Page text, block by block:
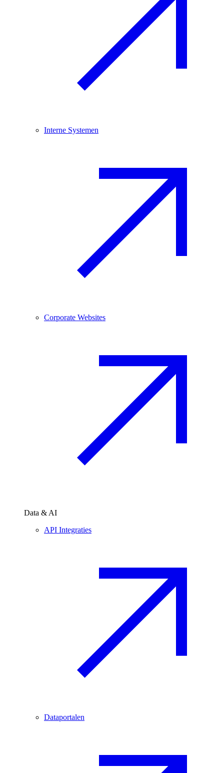
Interne Systemen
Corporate Websites
Data & AI
API Integraties
Dataportalen